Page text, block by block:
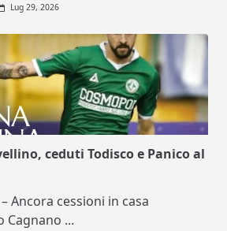
Lug 29, 2026
ceduti Todisco e Panico al
– Ancora cessioni in casa
Cagnano ...